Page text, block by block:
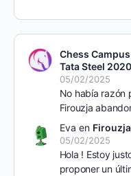
Chess
Tata Steel 2020
05/02/2025
No había razón
Firouzja
Eva en
05/02/2025
Hola ! Estoy
proponer un